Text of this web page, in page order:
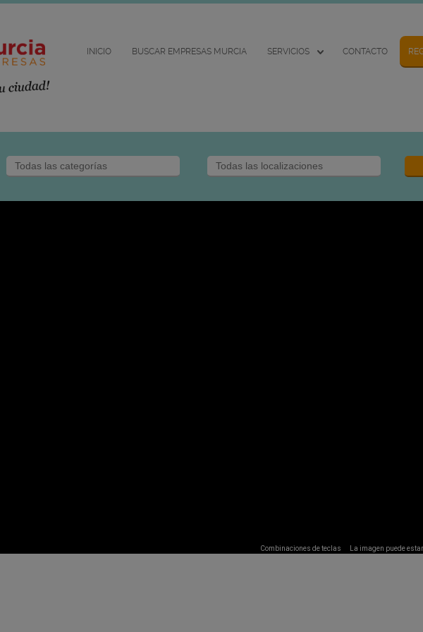
INICIO BUSCAR EMPRESAS MURCIA SERVICIOS CONTACTO
Combinaciones de teclas La imagen puede